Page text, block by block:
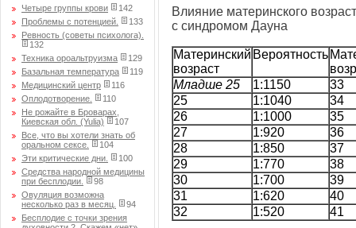
Четыре группы крови
142
Проблемы с потенцией.
133
Ревность (советы психолога).
132
Техника ороальтруизма
129
Базальная температура
119
Медицинский центр
116
Оплодотворение.
110
Не рожайте в Броварах,
Киевская обл. (Yulia)
107
Все, что вы хотели знать об
оральном сексе.
104
Эти критические дни.
100
Средства народной медицины
при бесплодии.
98
Овуляция возможна
несколько раз в месяц.
94
Бесплодие с точки зрения
Влияние материнского
с синдромом Дауна
Материнский
возраст
Вероятность
Младше 25
1:1150
33
25
1:1040
34
26
1:1000
35
27
1:920
36
28
1:850
37
29
1:770
38
30
1:700
39
31
1:620
40
32
1:520 41